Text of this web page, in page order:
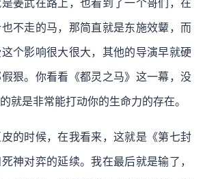
姜武在路上，也看到了一个哥们，在
不走的马，那简直就是东施效颦，而
个影响很大很大，其他的导演早就硬
狠。你看看《都灵之马》这一幕，没
就是非常能打动你的生命力的存在。
的时候，在我看来，这就是《第七封
神对弈的延续。我在最后就是输了，